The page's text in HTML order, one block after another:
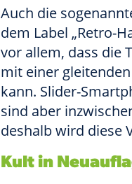
Auch die
dem Label „Retro-
vor allem, dass die
mit einer
kann. Slider-
sind aber
deshalb wird diese
Kult in